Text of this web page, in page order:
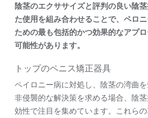
陰茎のエクササイズと評判の良い陰
た使用を組み合わせることで、ペロ
ための最も包括的かつ効果的なアプ
可能性があります。
トップのペニス矯正器具
ペイロニー病に対処し、陰茎の湾曲
非侵襲的な解決策を求める場合、陰
効性で注目を集めています。これら